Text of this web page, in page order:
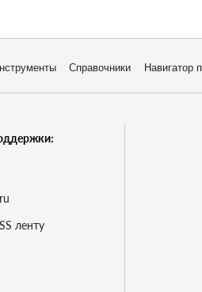
Справочники Навигатор
ленту